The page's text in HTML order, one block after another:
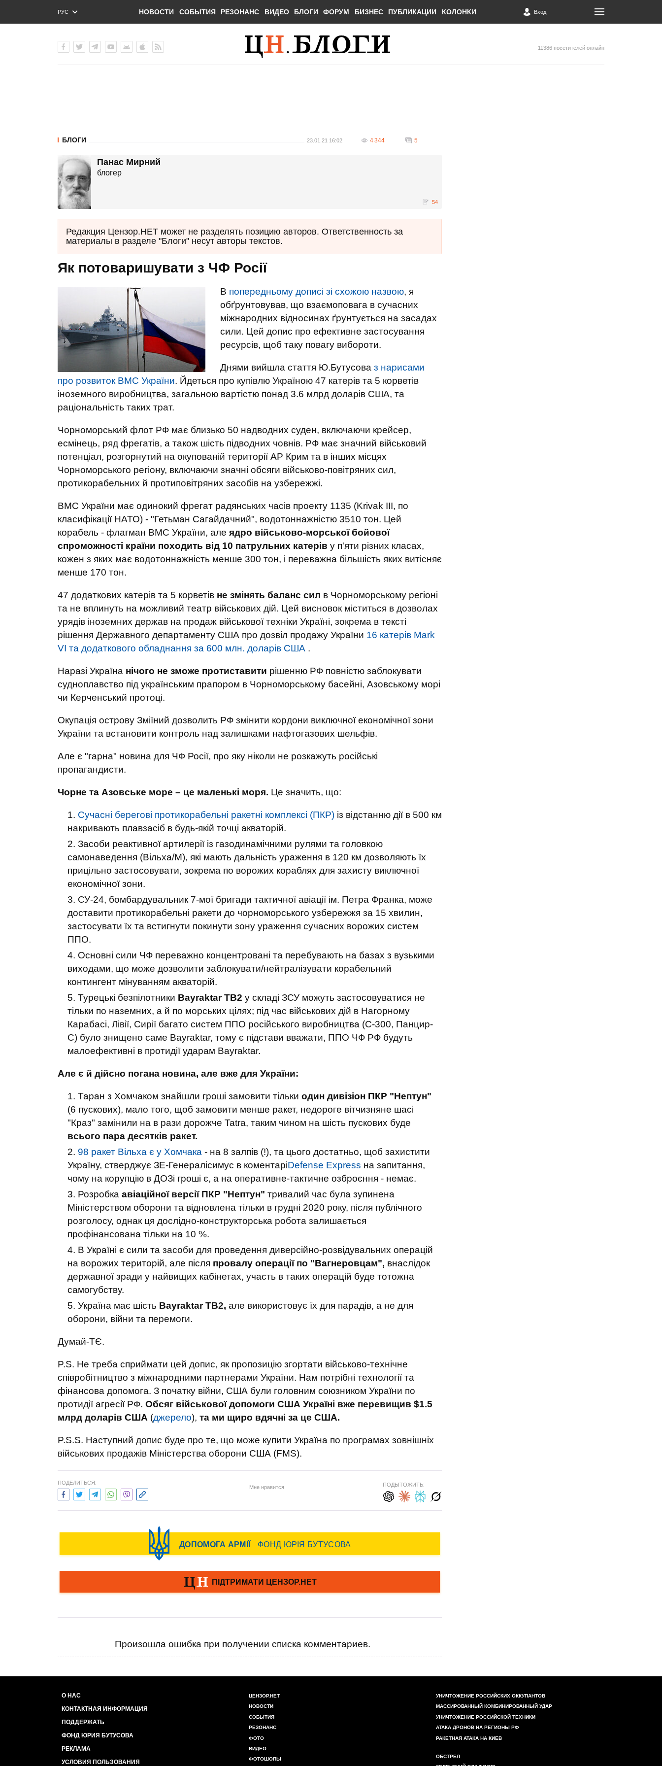
РУС
ENG
НОВОСТИ СОБЫТИЯ РЕЗОНАНС ВИДЕО БЛОГИ ФОРУМ БИЗНЕС ПУБЛИКАЦИИ КОЛОНКИ Вход
11386 посетителей онлайн
БЛОГИ 23.01.21 16:02 4 344 5
Панас Мирний
блогер
54
Редакция Цензор.НЕТ может не разделять позицию авторов. Ответственность за
материалы в разделе "Блоги" несут авторы текстов.
Як потоваришувати з ЧФ Росії
В попередньому дописі зі схожою назвою, я
обґрунтовував, що взаємоповага в сучасних
міжнародних відносинах ґрунтується на засадах
сили. Цей допис про ефективне застосування
ресурсів, щоб таку повагу вибороти.
Днями вийшла стаття Ю.Бутусова з нарисами
про розвиток ВМС України. Йдеться про купівлю Україною 47 катерів та 5 корветів
іноземного виробництва, загальною вартістю понад 3.6 млрд доларів США, та
раціональність таких трат.
Чорноморський флот РФ має близько 50 надводних суден, включаючи крейсер,
есмінець, ряд фрегатів, а також шість підводних човнів. РФ має значний військовий
потенціал, розгорнутий на окупованій території АР Крим та в інших місцях
Чорноморського регіону, включаючи значні обсяги військово-повітряних сил,
протикорабельних й протиповітряних засобів на узбережжі.
ВМС України має одинокий фрегат радянських часів проекту 1135 (Krivak III, по
класифікації НАТО) - "Гетьман Сагайдачний", водотоннажністю 3510 тон. Цей
корабель - флагман ВМС України, але ядро військово-морської бойової
спроможності країни походить від 10 патрульних катерів у п'яти різних класах,
кожен з яких має водотоннажність менше 300 тон, і переважна більшість яких витісняє
менше 170 тон.
47 додаткових катерів та 5 корветів не змінять баланс сил в Чорноморському регіоні
та не вплинуть на можливий театр військових дій. Цей висновок міститься в дозволах
урядів іноземних держав на продаж військової техніки Україні, зокрема в тексті
рішення Державного департаменту США про дозвіл продажу України 16 катерів Mark
VI та додаткового обладнання за 600 млн. доларів США .
Наразі Україна нічого не зможе протиставити рішенню РФ повністю заблокувати
судноплавство під українським прапором в Чорноморському басейні, Азовському морі
чи Керченський протоці.
Окупація острову Зміїний дозволить РФ змінити кордони виключної економічної зони
України та встановити контроль над залишками нафтогазових шельфів.
Але є "гарна" новина для ЧФ Росії, про яку ніколи не розкажуть російські
пропагандисти.
Чорне та Азовське море – це маленькі моря. Це значить, що:
Сучасні берегові протикорабельні ракетні комплексі (ПКР) із відстанню дії в 500 км
накривають плавзасіб в будь-якій точці акваторій.
Засоби реактивної артилерії із газодинамічними рулями та головкою
самонаведення (Вільха/М), які мають дальність ураження в 120 км дозволяють їх
прицільно застосовувати, зокрема по ворожих кораблях для захисту виключної
економічної зони.
СУ-24, бомбардувальник 7-мої бригади тактичної авіації ім. Петра Франка, може
доставити протикорабельні ракети до чорноморського узбережжя за 15 хвилин,
застосувати їх та встигнути покинути зону ураження сучасних ворожих систем
ППО.
Основні сили ЧФ переважно концентровані та перебувають на базах з вузькими
виходами, що може дозволити заблокувати/нейтралізувати корабельний
контингент мінуванням акваторій.
Турецькі безпілотники Bayraktar TB2 у складі ЗСУ можуть застосовуватися не
тільки по наземних, а й по морських цілях; під час військових дій в Нагорному
Карабасі, Лівії, Сирії багато систем ППО російського виробництва (С-300, Панцир-
С) було знищено саме Bayraktar, тому є підстави вважати, ППО ЧФ РФ будуть
малоефективні в протидії ударам Bayraktar.
Але є й дійсно погана новина, але вже для України:
Таран з Хомчаком знайшли гроші замовити тільки один дивізіон ПКР "Нептун"
(6 пускових), мало того, щоб замовити менше ракет, недороге вітчизняне шасі
"Краз" замінили на в рази дорожче Tatra, таким чином на шість пускових буде
всього пара десятків ракет.
98 ракет Вільха є у Хомчака - на 8 залпів (!), та цього достатньо, щоб захистити
Україну, стверджує ЗЕ-Генералісимус в коментаріDefense Express на запитання,
чому на корупцію в ДОЗі гроші є, а на оперативне-тактичне озброєння - немає.
Розробка авіаційної версії ПКР "Нептун" тривалий час була зупинена
Міністерством оборони та відновлена тільки в грудні 2020 року, після публічного
розголосу, однак ця дослідно-конструкторська робота залишається
профінансована тільки на 10 %.
В Україні є сили та засоби для проведення диверсійно-розвідувальних операцій
на ворожих територій, але після провалу операції по "Вагнеровцам", внаслідок
державної зради у найвищих кабінетах, участь в таких операцій буде тотожна
самогубству.
Україна має шість Bayraktar TB2, але використовує їх для парадів, а не для
оборони, війни та перемоги.
Думай-ТЄ.
P.S. Не треба сприймати цей допис, як пропозицію згортати військово-технічне
співробітництво з міжнародними партнерами України. Нам потрібні технології та
фінансова допомога. З початку війни, США були головним союзником України по
протидії агресії РФ. Обсяг військової допомоги США Україні вже перевищив $1.5
млрд доларів США (джерело), та ми щиро вдячні за це США.
P.S.S. Наступний допис буде про те, що може купити Україна по програмах зовнішніх
військових продажів Міністерства оборони США (FMS).
ПОДЕЛИТЬСЯ:
Мне нравится ПОДЫТОЖИТЬ:
Произошла ошибка при получении списка комментариев.
О НАС
КОНТАКТНАЯ ИНФОРМАЦИЯ
ПОДДЕРЖАТЬ
ФОНД ЮРИЯ БУТУСОВА
РЕКЛАМА
УСЛОВИЯ ПОЛЬЗОВАНИЯ
ЦЕНЗОР.НЕТ
НОВОСТИ
СОБЫТИЯ
РЕЗОНАНС
ФОТО
ВИДЕО
ФОТОШОПЫ
УНИЧТОЖЕНИЕ РОССИЙСКИХ ОККУПАНТОВ
МАССИРОВАННЫЙ КОМБИНИРОВАННЫЙ УДАР
УНИЧТОЖЕНИЕ РОССИЙСКОЙ ТЕХНИКИ
АТАКА ДРОНОВ НА РЕГИОНЫ РФ
РАКЕТНАЯ АТАКА НА КИЕВ
ОБСТРЕЛ